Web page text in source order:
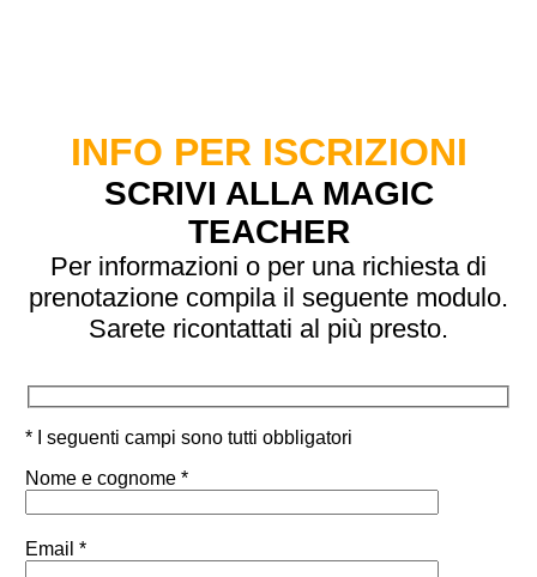
INFO PER ISCRIZIONI
SCRIVI ALLA MAGIC
TEACHER
Per informazioni o per una richiesta di
prenotazione compila il seguente modulo.
Sarete ricontattati al più presto.
* I seguenti campi sono tutti obbligatori
Nome e cognome *
Email *